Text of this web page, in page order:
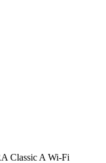
Classic A Wi-Fi